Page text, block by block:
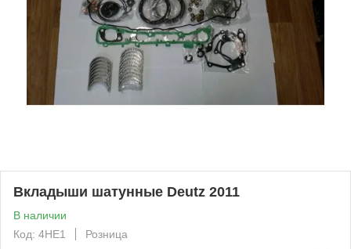
Вкладыши шатунные Deutz 2011
В наличии
Код: 4HE1
Розница